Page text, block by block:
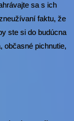
sa s ich
faktu, že
ste si do budúcna
občasné pichnutie,